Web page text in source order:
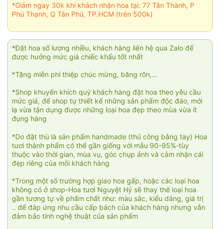
*Giảm ngay 30k khi khách nhận hoa tại: 77 Tân Thành, P
Phú Thạnh, Q Tân Phú, TP.HCM (trên 500k)
*Đặt hoa số lượng nhiều, khách hàng liên hệ qua Zalo để
được hưởng mức giá chiếc khấu tốt nhất
*Tặng miễn phí thiệp chúc mừng, băng rôn,...
*Shop khuyến khích quý khách hàng đặt hoa theo yêu cầu
mức giá, để shop tự thiết kế những sản phẩm độc đáo, mới
lạ vừa tận dụng được những loại hoa đẹp theo mùa vừa ít
đụng hàng
*Do đặt thù là sản phẩm handmade (thủ công bằng tay) Hoa
tươi thành phẩm có thể gần giống với mẫu 90-95%-tùy
thuộc vào thời gian, mùa vụ, góc chụp ảnh và cảm nhận cái
đẹp riêng của mỗi khách hàng
*Trong một số trường hợp giao hoa gấp, hoặc các loại hoa
không có ở shop-Hoa tươi Nguyệt Hỷ sẽ thay thế loại hoa
gần tương tự về phẩm chất như: màu sắc, kiểu dáng, giá trị
.. để đáp ứng nhu cầu cấp bách của khách hàng nhưng vẫn
đảm bảo tính nghệ thuật của sản phẩm